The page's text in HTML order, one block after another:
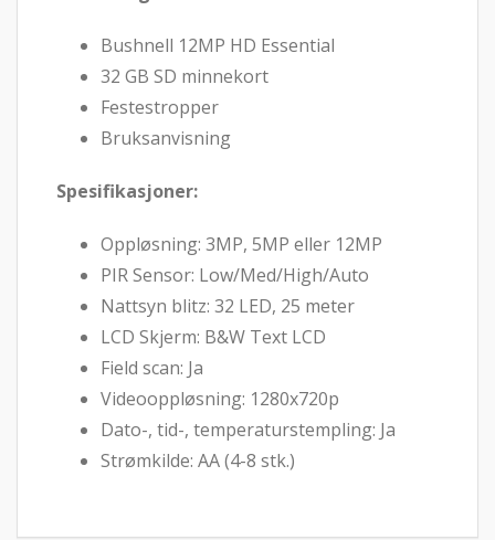
Bushnell 12MP HD Essential
32 GB SD minnekort
Festestropper
Bruksanvisning
Spesifikasjoner:
Oppløsning: 3MP, 5MP eller 12MP
PIR Sensor: Low/Med/High/Auto
Nattsyn blitz: 32 LED, 25 meter
LCD Skjerm: B&W Text LCD
Field scan: Ja
Videooppløsning: 1280x720p
Dato-, tid-, temperaturstempling: Ja
Strømkilde: AA (4-8 stk.)